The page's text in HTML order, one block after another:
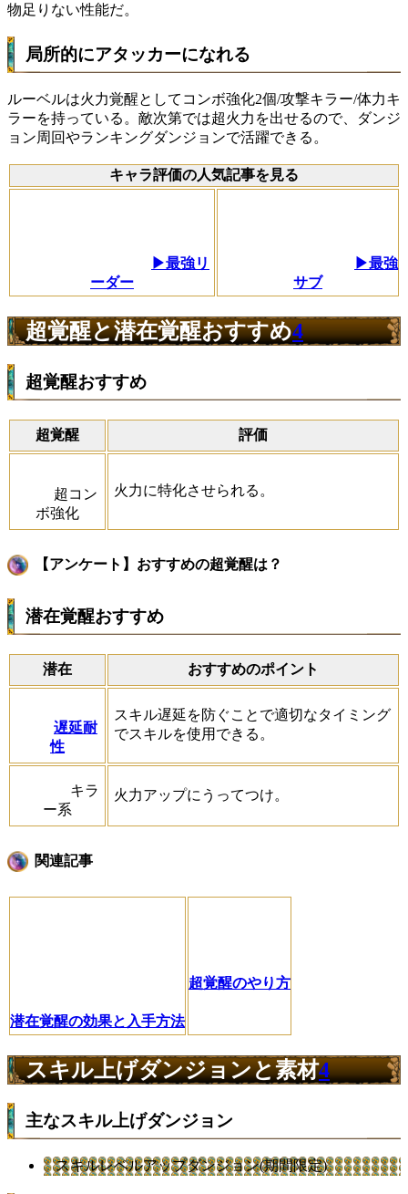
物足りない性能だ。
局所的にアタッカーになれる
ルーベルは火力覚醒としてコンボ強化2個/攻撃キラー/体力キ
ラーを持っている。敵次第では超火力を出せるので、ダンジ
ョン周回やランキングダンジョンで活躍できる。
キャラ評価の人気記事を見る
▶最強リ
ーダー
▶最強
サブ
超覚醒と潜在覚醒おすすめ4
超覚醒おすすめ
超覚醒 評価
超コン
ボ強化
火力に特化させられる。
【アンケート】おすすめの超覚醒は？
潜在覚醒おすすめ
潜在 おすすめのポイント
遅延耐
性
スキル遅延を防ぐことで適切なタイミング
でスキルを使用できる。
キラ
ー系
火力アップにうってつけ。
関連記事
潜在覚醒の効果と入手方法
超覚醒のやり方
スキル上げダンジョンと素材4
主なスキル上げダンジョン
スキルレベルアップダンジョン(期間限定)